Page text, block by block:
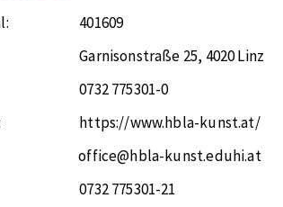
401609
Garnisonstraße 25, 4020Linz
0732 775301-0
https://www.hbla-kunst.at/
office@hbla-kunst.eduhi.at
0732 775301-21